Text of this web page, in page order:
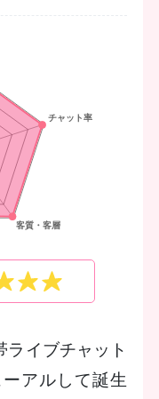
ライブチャット
ーアルして誕生